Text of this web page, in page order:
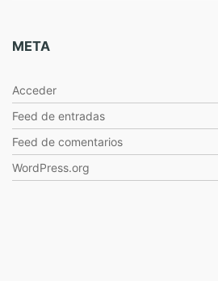
META
Acceder
Feed de entradas
Feed de comentarios
WordPress.org